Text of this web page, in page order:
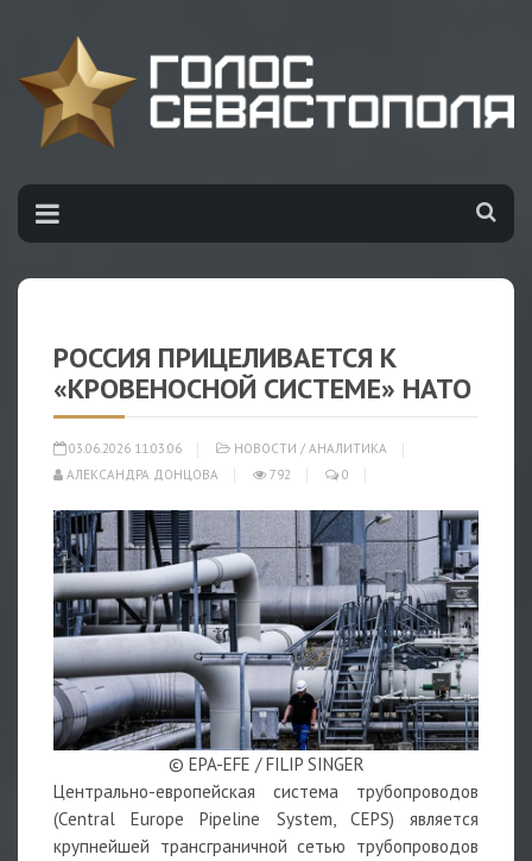
РОССИЯ ПРИЦЕЛИВАЕТСЯ К
«КРОВЕНОСНОЙ СИСТЕМЕ» НАТО
03.06.2026 11:03:06 НОВОСТИ / АНАЛИТИКА
АЛЕКСАНДРА ДОНЦОВА
792 0
© EPA-EFE / FILIP SINGER
Центрально-европейская система трубопроводов
(Central Europe Pipeline System, CEPS) является
крупнейшей трансграничной сетью трубопроводов